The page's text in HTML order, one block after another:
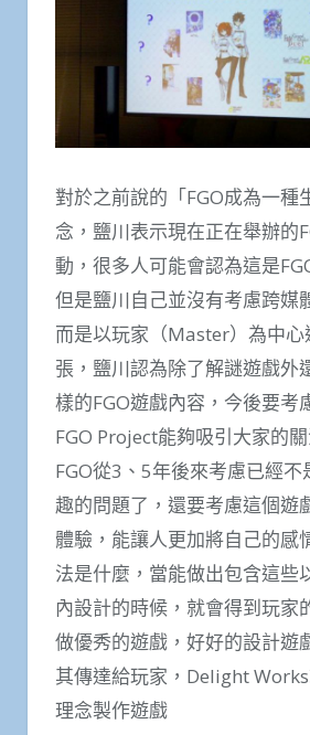
對於之前說的「FGO成為一種
念，鹽川表示現在正在舉辦的
動，很多人可能會認為這是
但是鹽川自己並沒有考慮跨媒
而是以玩家（Master）為中
張，鹽川認為除了解謎遊戲外
樣的FGO遊戲內容，今後要考
FGO Project能夠吸引大家的
FGO從3、5年後來考慮已經不
趣的問題了，還要考慮這個遊
體驗，能讓人更加將自己的感
法是什麼，當能做出包含這些
內設計的時候，就會得到玩家
做優秀的遊戲，好好的設計遊
其傳達給玩家，Delight
理念製作遊戲